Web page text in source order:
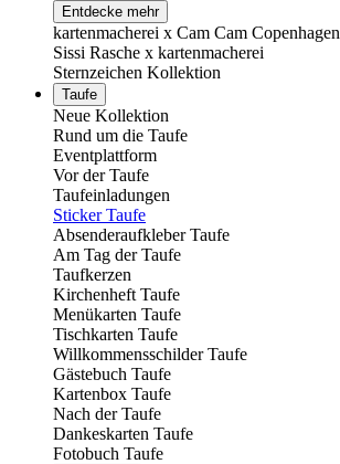
Entdecke mehr
kartenmacherei x Cam Cam Copenhagen
Sissi Rasche x kartenmacherei
Sternzeichen Kollektion
Taufe
Neue Kollektion
Rund um die Taufe
Eventplattform
Vor der Taufe
Taufeinladungen
Sticker Taufe
Absenderaufkleber Taufe
Am Tag der Taufe
Taufkerzen
Kirchenheft Taufe
Menükarten Taufe
Tischkarten Taufe
Willkommensschilder Taufe
Gästebuch Taufe
Kartenbox Taufe
Nach der Taufe
Dankeskarten Taufe
Fotobuch Taufe